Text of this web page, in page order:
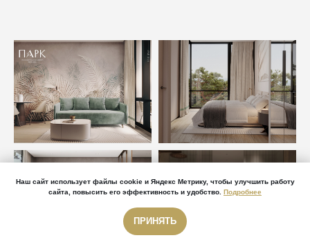
Звонок бесплатный
Наш сайт использует файлы cookie и Яндекс Метрику, чтобы улучшить работу
сайта, повысить его эффективность и удобство. Подробнее
ПРИНЯТЬ